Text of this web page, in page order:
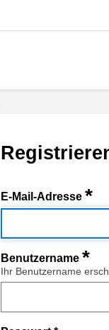
E-Mail-Adresse *
Benutzername *
Ihr Benutzername